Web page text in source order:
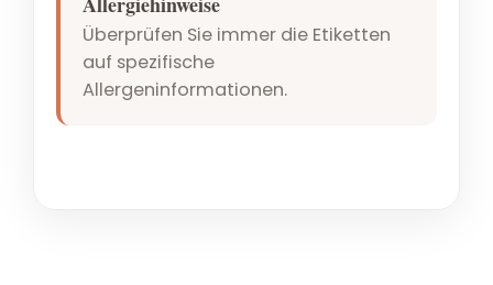
Überprüfen Sie immer die Etiketten
auf spezifische
Allergeninformationen.